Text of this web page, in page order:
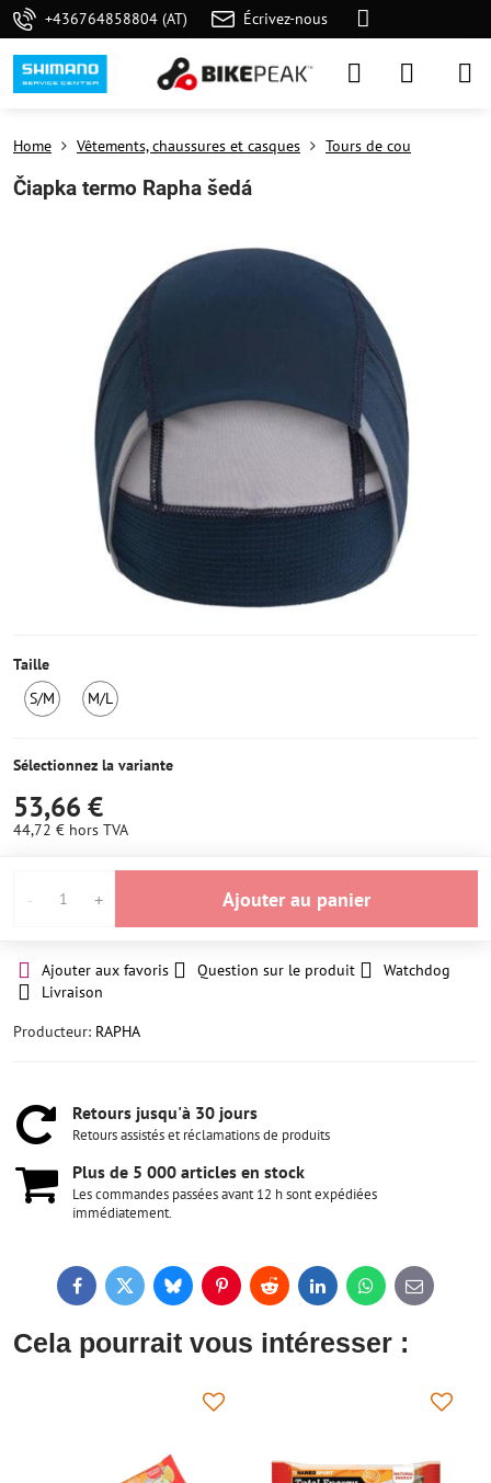
+436764858804 (AT) Écrivez-nous
Home Vêtements, chaussures et casques Tours de cou
Čiapka termo Rapha šedá
Taille
S/M
stock
M/L
stock
Sélectionnez la variante
53,66 €
44,72 € hors TVA
Ajouter au panier
Ajouter aux favoris Question sur le produit
Watchdog
Livraison
Producteur: RAPHA
Retours jusqu'à 30 jours
Retours assistés et réclamations de produits
Plus de 5 000 articles en stock
Les commandes passées avant 12 h sont expédiées
immédiatement.
FacebookTwitterBlueskyPinterestReddit LinkedInWhatsApp
E-
mail
Cela pourrait vous intéresser :